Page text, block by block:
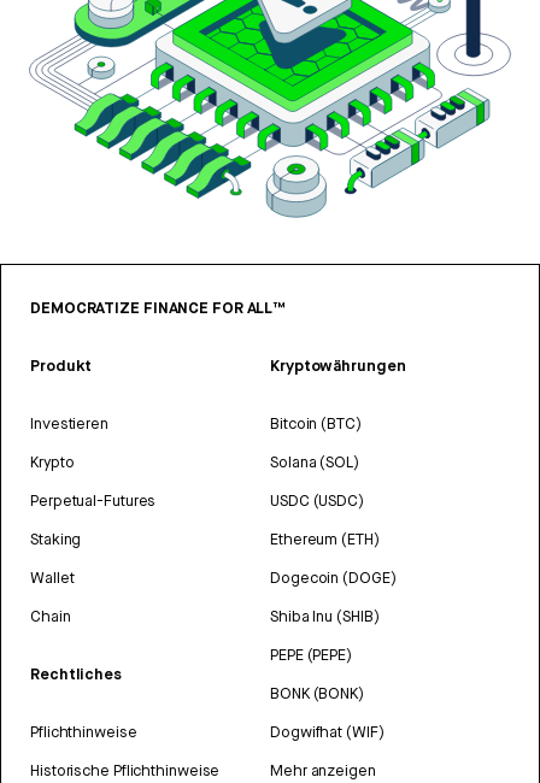
DEMOCRATIZE FINANCE FOR ALL™
Produkt
Investieren
Krypto
Perpetual-Futures
Staking
Wallet
Chain
Rechtliches
Pflichthinweise
Historische Pflichthinweise
Kryptowährungen
Bitcoin (BTC)
Solana (SOL)
USDC (USDC)
Ethereum (ETH)
Dogecoin (DOGE)
Shiba Inu (SHIB)
PEPE (PEPE)
BONK (BONK)
Dogwifhat (WIF)
Mehr anzeigen